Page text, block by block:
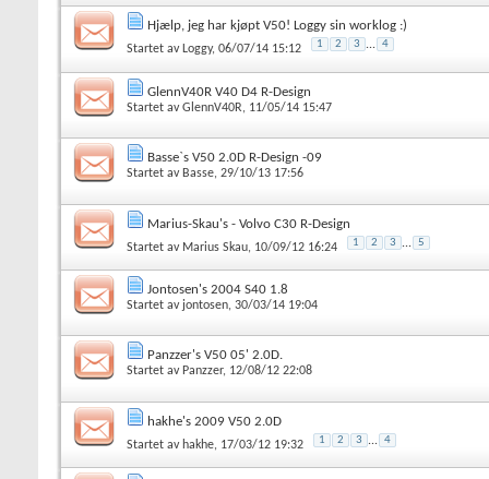
Hjælp, jeg har kjøpt V50! Loggy sin worklog :)
Startet av Loggy, 06/07/14 15:12 1 2 3 ... 4
GlennV40R V40 D4 R-Design
Startet avGlennV40R, 11/05/14 15:47
Basse`s V50 2.0D R-Design -09
Startet av Basse, 29/10/13 17:56
Marius-Skau's - Volvo C30 R-Design
Startet av Marius Skau, 10/09/12 16:24 1 2 3 ... 5
Jontosen's 2004 S40 1.8
Startet av jontosen, 30/03/14 19:04
Panzzer's V50 05' 2.0D.
Startet avPanzzer, 12/08/12 22:08
hakhe's 2009 V50 2.0D
Startet av hakhe, 17/03/12 19:32 1 2 3 ... 4